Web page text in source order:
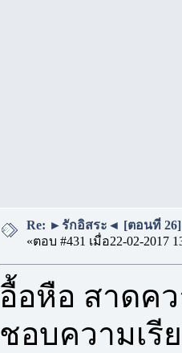
Re: ►รักอิสระ◄ [ตอนที่ 26]
«ตอบ #431 เมื่อ22-02-2017
อื้อหือ สาดค
ชอบความเรี